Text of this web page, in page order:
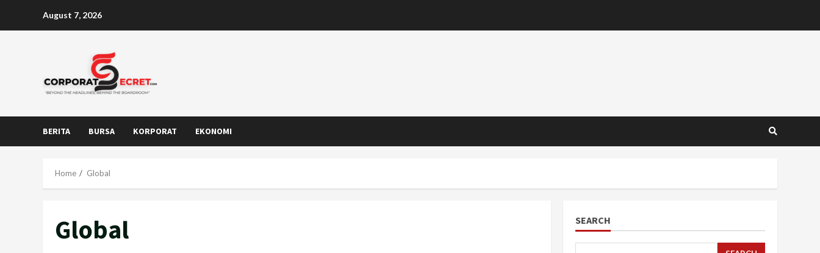
August 7, 2026
BERITA BURSA KORPORAT EKONOMI
Home Global
Global SEARCH